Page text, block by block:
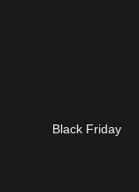
Black Friday